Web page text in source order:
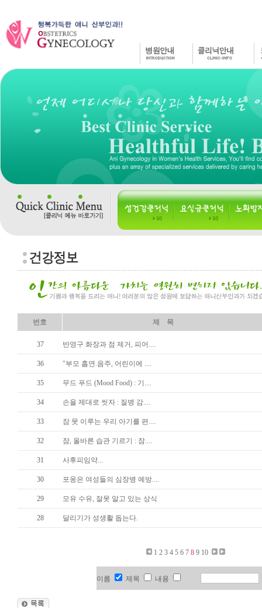
번호 제 목
37 반영구 화장과 점 제거, 피어....
36 "부모 흡연.음주, 어린이에 ....
35 무드 푸드 (Mood Food) : 기....
34 손을 제대로 씻자 : 질병 감....
33 잠 못 이루는 우리 아기를 편....
32 잠, 올바른 습관 기르기 : 잠....
31 사후피임약...
30 포옹은 여성들의 심장병 예방....
29 모유 수유, 잘못 알고 있는 상식
28 달리기가 성생활 돕는다.
1 2 3 4 5 6 7 8 9 10
이름 제목 내용